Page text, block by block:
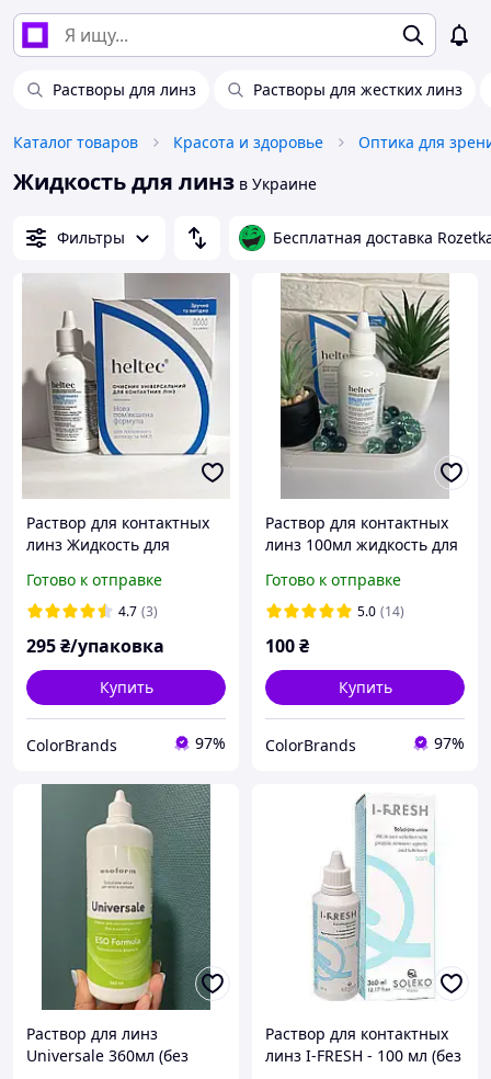
Растворы для линз Растворы для жестких линз
Каталог товаров Красота и здоровье Оптика для
Жидкость для линз в Украине
Фильтры Бесплатная доставка
Раствор для контактных
линз Жидкость для
для цветных линз
Готово к отправке
4.7 (3)
295₴/упаковка
Купить
ColorBrands 97%
Раствор для контактных
линз 100мл жидкость для
Очиститель контактных
линз
Готово к отправке
5.0 (14)
100₴
Купить
ColorBrands 97%
Раствор для линз
Universale 360мл (без
Раствор для контактных
линз I-FRESH - 100 мл (без